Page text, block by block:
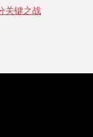
关键之战